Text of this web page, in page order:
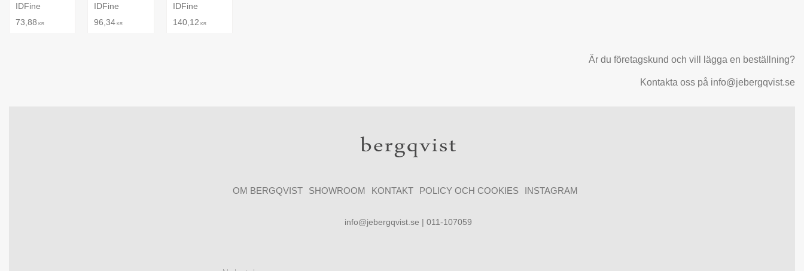
IDFine
73,88 KR
IDFine
96,34 KR
IDFine
140,12 KR
Är du företagskund och vill lägga en beställning?
Kontakta oss på info@jebergqvist.se
OM BERGQVIST SHOWROOM KONTAKT POLICY OCH COOKIES INSTAGRAM
info@jebergqvist.se | 011-107059